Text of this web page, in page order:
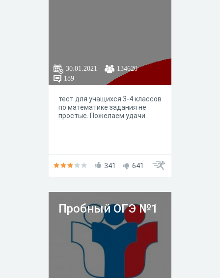
30.01.2021
134620
189
тест для учащихся 3-4 классов
по математике задания не
простые. Пожелаем удачи.
341 641
Пробный ОГЭ №1